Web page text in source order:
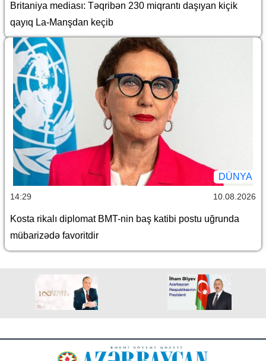
Britaniya mediası: Təqribən 230 miqrantı daşıyan kiçik
qayıq La-Manşdan keçib
DÜNYA
14:29 10.08.2026
Kosta rikalı diplomat BMT-nin baş katibi postu uğrunda
mübarizədə favoritdir